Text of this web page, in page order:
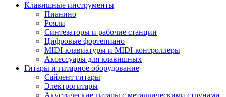
Клавишные инструменты
Пианино
Рояли
Синтезаторы и рабочие станции
Цифровые фортепиано
MIDI-клавиатуры и MIDI-контроллеры
Аксессуары для клавишных
Гитары и гитарное оборудование
Сайлент гитары
Электрогитары
Акустические гитары с металлическими струнами